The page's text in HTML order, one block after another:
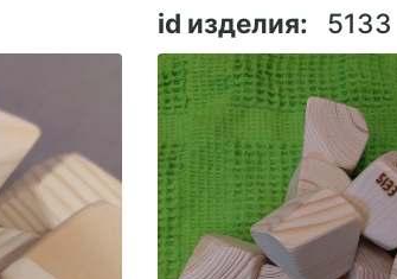
id изделия:
5133